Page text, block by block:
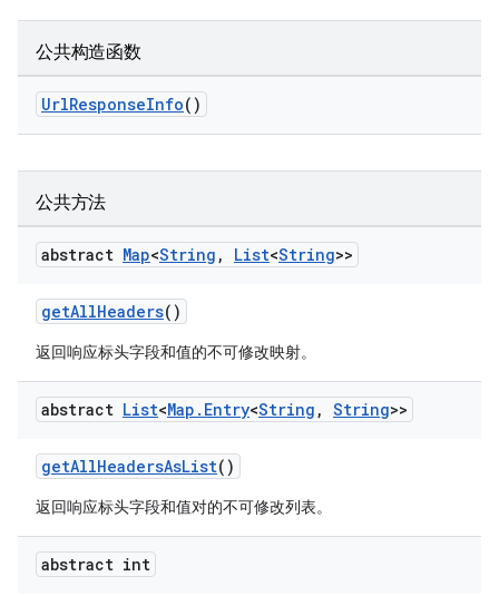
公共构造函数
UrlResponseInfo()
公共方法
abstract Map<String , List<String>>
getAllHeaders()
返回响应标头字段和值的不可修改映射。
abstract List<Map . Entry<String , String>>
getAllHeadersAsList()
返回响应标头字段和值对的不可修改列表。
abstract int